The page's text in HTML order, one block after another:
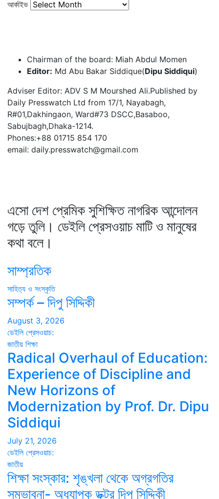
আর্কাইভ
Chairman of the board: Miah Abdul Momen
Editor: Md Abu Bakar Siddique(Dipu Siddiqui)
Adviser Editor: ADV S M Mourshed Ali.Published by
Daily Presswatch Ltd from 17/1, Nayabagh,
R#01,Dakhingaon, Ward#73 DSCC,Basaboo,
Sabujbagh,Dhaka-1214.
Phones:+88 01715 854 170
email: daily.presswatch@gmail.com
এসো দেশ প্রেমিক সুশিক্ষিত নাগরিক আন্দোলন
গড়ে তুলি। ডেইলি প্রেসওয়াচ মাটি ও মানুষের
কথা বলে।
সাম্প্রতিক
সাহিত্য ও সংস্কৃতি
সম্পর্ক – দিপু সিদ্দিকী
August 3, 2026
ডেইলি প্রেসওয়াচ:
জাতীয় শিক্ষা
Radical Overhaul of Education:
Experience of Discipline and
New Horizons of
Modernization by Prof. Dr. Dipu
Siddiqui
July 21, 2026
ডেইলি প্রেসওয়াচ:
জাতীয়
শিক্ষা সংস্কার: শৃঙ্খলা থেকে অগ্রগতির
সম্ভাবনা- অধ্যাপক ডক্টর দিপু সিদ্দিকী